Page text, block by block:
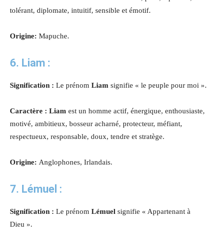
tolérant, diplomate, intuitif, sensible et émotif.
Origine: Mapuche.
6. Liam :
Signification : Le prénom Liam signifie « le peuple pour moi ».
Caractère : Liam est un homme actif, énergique, enthousiaste,
motivé, ambitieux, bosseur acharné, protecteur, méfiant,
respectueux, responsable, doux, tendre et stratège.
Origine: Anglophones, Irlandais.
7. Lémuel :
Signification : Le prénom Lémuel signifie « Appartenant à
Dieu ».